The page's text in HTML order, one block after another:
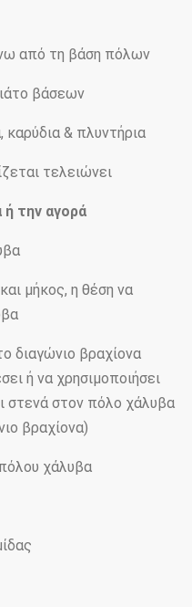
από τη βάση πόλων
βάσεων
& πλυντήρια
τελειώνει
την αγορά
μήκος, η θέση να
διαγώνιο βραχίονα
ή να χρησιμοποιήσει
στενά στον πόλο χάλυβα
βραχίονα)
χάλυβα